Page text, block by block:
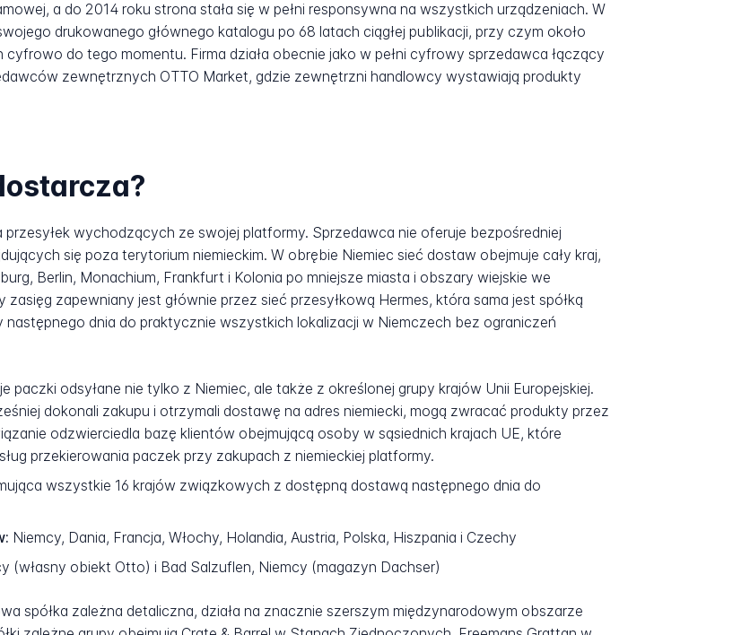
a do 2014 roku strona stała się w pełni responsywna na wszystkich urządzeniach. W
drukowanego głównego katalogu po 68 latach ciągłej publikacji, przy czym około
do tego momentu. Firma działa obecnie jako w pełni cyfrowy sprzedawca łączący
zewnętrznych OTTO Market, gdzie zewnętrzni handlowcy wystawiają produkty
wychodzących ze swojej platformy. Sprzedawca nie oferuje bezpośredniej
się poza terytorium niemieckim. W obrębie Niemiec sieć dostaw obejmuje cały kraj,
Berlin, Monachium, Frankfurt i Kolonia po mniejsze miasta i obszary wiejskie we
zapewniany jest głównie przez sieć przesyłkową Hermes, która sama jest spółką
dnia do praktycznie wszystkich lokalizacji w Niemczech bez ograniczeń
odsyłane nie tylko z Niemiec, ale także z określonej grupy krajów Unii Europejskiej.
dokonali zakupu i otrzymali dostawę na adres niemiecki, mogą zwracać produkty przez
odzwierciedla bazę klientów obejmującą osoby w sąsiednich krajach UE, które
przekierowania paczek przy zakupach z niemieckiej platformy.
wszystkie 16 krajów związkowych z dostępną dostawą następnego dnia do
Niemcy, Dania, Francja, Włochy, Holandia, Austria, Polska, Hiszpania i Czechy
(własny obiekt Otto) i Bad Salzuflen, Niemcy (magazyn Dachser)
spółka zależna detaliczna, działa na znacznie szerszym międzynarodowym obszarze